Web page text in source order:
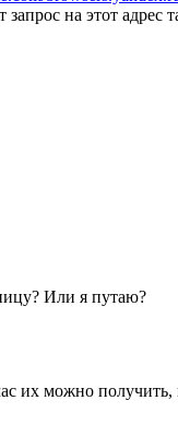
на этот адрес
Или я путаю?
их можно получить,